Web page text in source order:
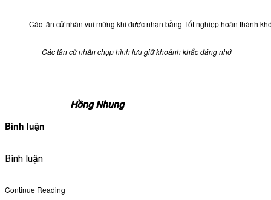
Các tân cử nhân vui mừng khi được nhận bằng Tốt nghiệp hoàn thành
Các tân cử nhân chụp hình lưu giữ khoảnh khắc đáng nhớ
Hồng Nhung
Bình luận
Bình luận
Continue Reading